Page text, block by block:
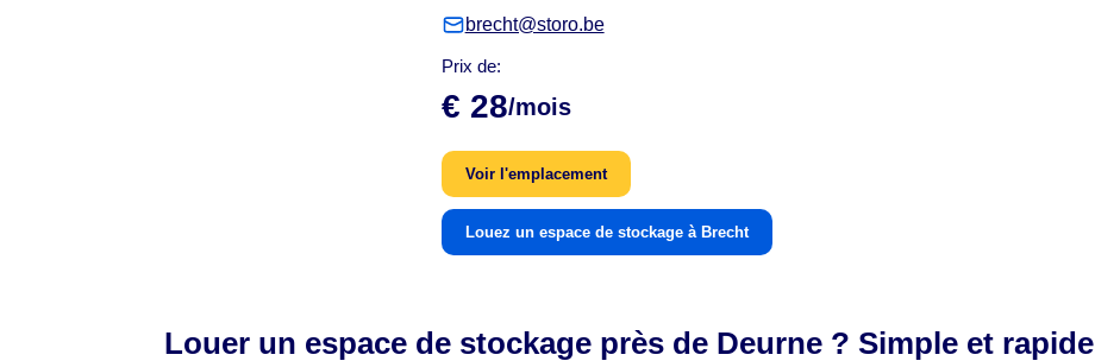
brecht@storo.be
Prix de:
€ 28/mois
Voir l'emplacement
Louez un espace de stockage à Brecht
Louer un espace de stockage près de Deurne ? Simple et rapide